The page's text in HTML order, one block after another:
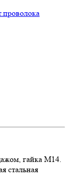
гайка М14.
стальная